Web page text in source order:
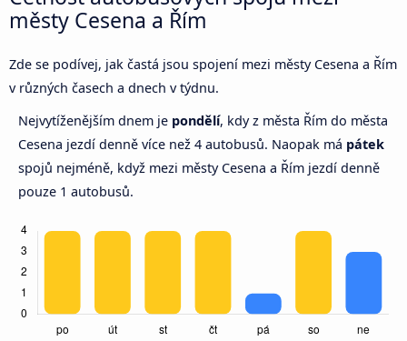
městy Cesena a Řím
Zde se podívej, jak častá jsou spojení mezi městy Cesena a Řím
v různých časech a dnech v týdnu.
Nejvytíženějším dnem je pondělí, kdy z města Řím do města
Cesena jezdí denně více než 4 autobusů. Naopak má pátek
spojů nejméně, když mezi městy Cesena a Řím jezdí denně
pouze 1 autobusů.